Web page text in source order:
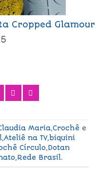
Cropped Glamour
Maria,Crochê e
,Ateliê na TV,biquini
Círculo,Dotan
,Rede Brasil.